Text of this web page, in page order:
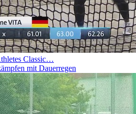
Classic…
mit Dauerregen